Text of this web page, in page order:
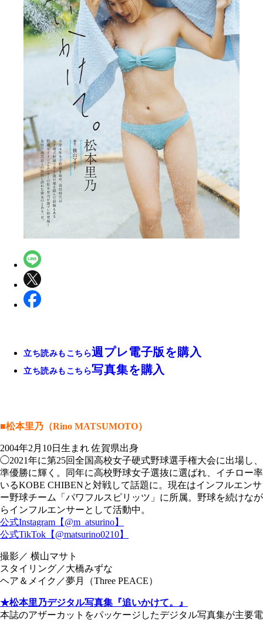
立ち読みもこちら週プレ電子版を購入
立ち読みもこちら写真集を購入
■松本里乃（Rino MATSUMOTO）
2004年2月10日生まれ 佐賀県出身
◯2021年に第25回全国高校女子硬式野球選手権大会に出場し、
準優勝に輝く。同年に高校野球女子選抜に選ばれ、イチロー率
いるKOBE CHIBENと対戦して話題に。現在はインフルエンサ
ー野球チーム「パワフルスピリッツ」に所属。野球を続けなが
らインフルエンサーとして活動中。
公式Instagram【@m_atsurino】
公式TikTok【@matsurino0210】
撮影／ 横山マサト
スタイリング／大橋みずな
ヘア＆メイク／夢月（Three PEACE）
★松本里乃デジタル写真集『追いかけて。』
本誌のアザーカットをパッケージしたデジタル写真集が主要電